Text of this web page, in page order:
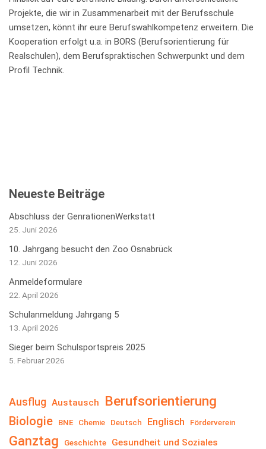
Projekte, die wir in Zusammenarbeit mit der Berufsschule
umsetzen, könnt ihr eure Berufswahlkompetenz erweitern. Die
Kooperation erfolgt u.a. in BORS (Berufsorientierung für
Realschulen), dem Berufspraktischen Schwerpunkt und dem
Profil Technik.
Neueste Beiträge
Abschluss der GenrationenWerkstatt
25. Juni 2026
10. Jahrgang besucht den Zoo Osnabrück
12. Juni 2026
Anmeldeformulare
22. April 2026
Schulanmeldung Jahrgang 5
13. April 2026
Sieger beim Schulsportspreis 2025
5. Februar 2026
Ausflug Austausch Berufsorientierung
Biologie BNE Chemie Deutsch Englisch Förderverein
Ganztag Geschichte Gesundheit und Soziales